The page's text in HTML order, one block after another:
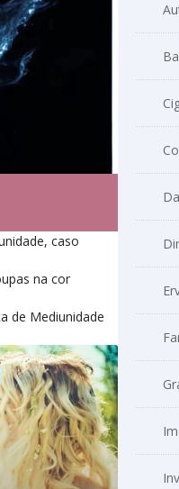
caso
na cor
de Mediunidade